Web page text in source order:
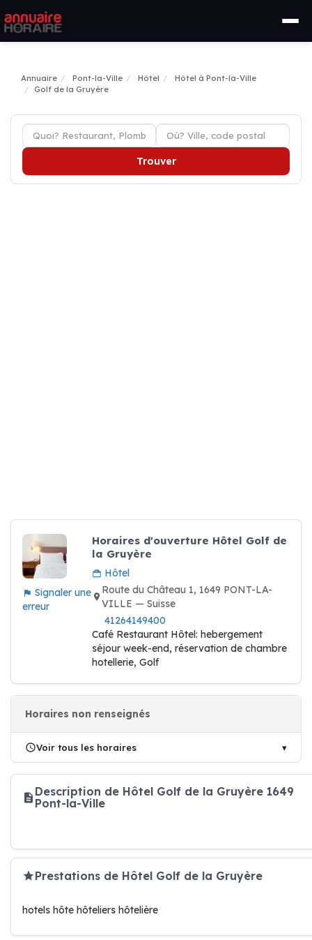
Annuaire Pont-la-Ville Hôtel
Hôtel à Pont-la-Ville
Golf de la Gruyère
Trouver
Signaler une
erreur
Horaires d'ouverture Hôtel Golf de
la Gruyère
Hôtel
Route du Château 1, 1649 PONT-LA-
VILLE — Suisse
41264149400
Café Restaurant Hôtel: hebergement
séjour week-end, réservation de chambre
hotellerie, Golf
Horaires non renseignés
Voir tous les horaires
Description de Hôtel Golf de la Gruyère 1649
Pont-la-Ville
Prestations de Hôtel Golf de la Gruyère
hotels hôte hôteliers hôtelière